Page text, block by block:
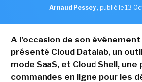
Arnaud Pessey , publié le 13
A l'occasion de son événement
présenté Cloud Datalab, un
mode SaaS, et Cloud Shell,
commandes en ligne pour les